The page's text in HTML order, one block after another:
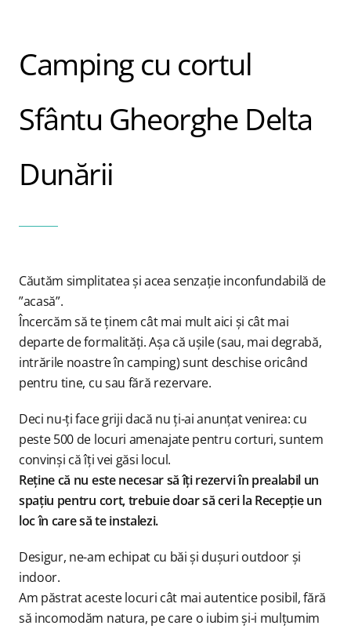
Camping cu cortul
Sfântu Gheorghe Delta
Dunării
Căutăm simplitatea și acea senzație inconfundabilă de
”acasă”.
Încercăm să te ținem cât mai mult aici și cât mai
departe de formalități. Așa că ușile (sau, mai degrabă,
intrările noastre în camping) sunt deschise oricând
pentru tine, cu sau fără rezervare.
Deci nu-ți face griji dacă nu ți-ai anunțat venirea: cu
peste 500 de locuri amenajate pentru corturi, suntem
convinși că îți vei găsi locul.
Reține că nu este necesar să îți rezervi în prealabil un
spațiu pentru cort, trebuie doar să ceri la Recepție un
loc în care să te instalezi.
Desigur, ne-am echipat cu băi și dușuri outdoor și
indoor.
Am păstrat aceste locuri cât mai autentice posibil, fără
să incomodăm natura, pe care o iubim și-i mulțumim